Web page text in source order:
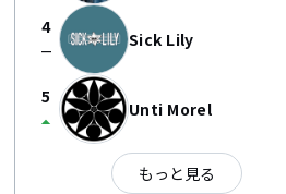
4
check_indeterminate_small Sick Lily
5
arrow_drop_up Unti Morel
もっと見る